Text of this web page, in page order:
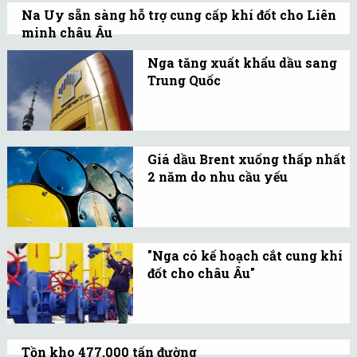
phán khí đốt sắp tới
rơi vào tình trạng thiếu
hụt điện khi mùa Đông
Na Uy sẵn sàng hỗ trợ cung cấp khí đốt cho Liên
minh châu Âu
Đây không phải lần đầu tiên EU "gõ cửa"
quốc gia Bắc Âu này để mua khí đốt với
mục đích giảm sự phụ thuộc vào nguồn
năng lượng từ Nga.
Nga tăng xuất khẩu dầu sang
Trung Quốc
dầu thô sang Trung Quốc
bất chấp đòn trừng phạt
của phương Tây, Thứ
Giá dầu Brent xuống thấp nhất
2 năm do nhu cầu yếu
lên giá dầu.
"Nga có kế hoạch cắt cung khí
đốt cho châu Âu"
27/8 nói rằng, Kiev biết
Tồn kho 477.000 tấn đường